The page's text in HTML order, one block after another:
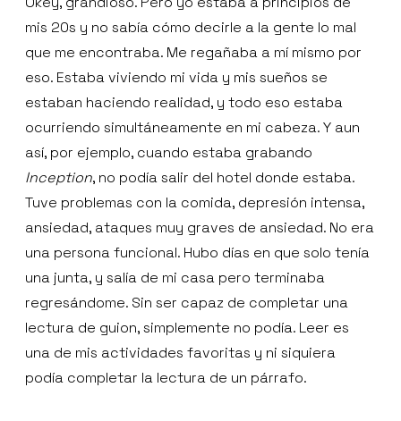
mis 20s y no sabía cómo decirle a la gente lo mal
que me encontraba. Me regañaba a mí mismo por
eso. Estaba viviendo mi vida y mis sueños se
estaban haciendo realidad, y todo eso estaba
ocurriendo simultáneamente en mi cabeza. Y aun
así, por ejemplo, cuando estaba grabando
Inception, no podía salir del hotel donde estaba.
Tuve problemas con la comida, depresión intensa,
ansiedad, ataques muy graves de ansiedad. No era
una persona funcional. Hubo días en que solo tenía
una junta, y salía de mi casa pero terminaba
regresándome. Sin ser capaz de completar una
lectura de guion, simplemente no podía. Leer es
una de mis actividades favoritas y ni siquiera
podía completar la lectura de un párrafo.